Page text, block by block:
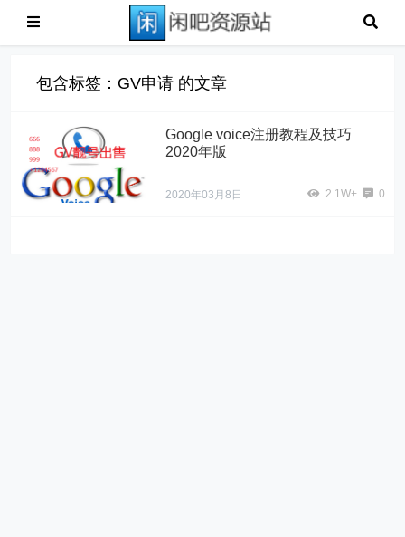
包含标签：GV申请 的文章
Google voice注册教程及技巧
2020年版
2020年03月8日 2.1W+ 0